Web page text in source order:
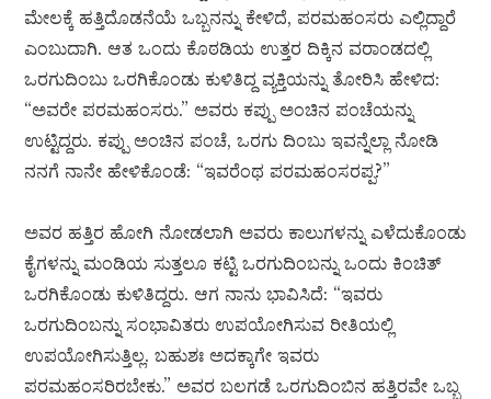
ಮೇಲಕ್ಕೆ ಹತ್ತಿದೊಡನೆಯೆ ಒಬ್ಬನನ್ನು ಕೇಳಿದೆ, ಪರಮಹಂಸರು ಎಲ್ಲಿದ್ದಾರೆ
ಎಂಬುದಾಗಿ. ಆತ ಒಂದು ಕೊಠಡಿಯ ಉತ್ತರ ದಿಕ್ಕಿನ ವರಾಂಡದಲ್ಲಿ
ಒರಗುದಿಂಬು ಒರಗಿಕೊಂಡು ಕುಳಿತಿದ್ದ ವ್ಯಕ್ತಿಯನ್ನು ತೋರಿಸಿ ಹೇಳಿದ:
“ಅವರೇ ಪರಮಹಂಸರು.” ಅವರು ಕಪ್ಪು ಅಂಚಿನ ಪಂಚೆಯನ್ನು
ಉಟ್ಟಿದ್ದರು. ಕಪ್ಪು ಅಂಚಿನ ಪಂಚೆ, ಒರಗು ದಿಂಬು ಇವನ್ನೆಲ್ಲಾ ನೋಡಿ
ನನಗೆ ನಾನೇ ಹೇಳಿಕೊಂಡೆ: “ಇವರೆಂಥ ಪರಮಹಂಸರಪ್ಪ?”
ಅವರ ಹತ್ತಿರ ಹೋಗಿ ನೋಡಲಾಗಿ ಅವರು ಕಾಲುಗಳನ್ನು ಎಳೆದುಕೊಂಡು
ಕೈಗಳನ್ನು ಮಂಡಿಯ ಸುತ್ತಲೂ ಕಟ್ಟಿ ಒರಗುದಿಂಬನ್ನು ಒಂದು ಕಿಂಚಿತ್
ಒರಗಿಕೊಂಡು ಕುಳಿತಿದ್ದರು. ಆಗ ನಾನು ಭಾವಿಸಿದೆ: “ಇವರು
ಒರಗುದಿಂಬನ್ನು ಸಂಭಾವಿತರು ಉಪಯೋಗಿಸುವ ರೀತಿಯಲ್ಲಿ
ಉಪಯೋಗಿಸುತ್ತಿಲ್ಲ. ಬಹುಶಃ ಅದಕ್ಕಾಗೇ ಇವರು
ಪರಮಹಂಸರಿರಬೇಕು.” ಅವರ ಬಲಗಡೆ ಒರಗುದಿಂಬಿನ ಹತ್ತಿರವೇ ಒಬ್ಬ